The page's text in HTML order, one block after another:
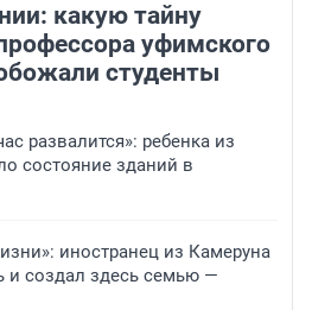
какую тайну
уфимского
студенты
развалится»: ребенка из
состояние зданий в
иностранец из Камеруна
и создал здесь семью —